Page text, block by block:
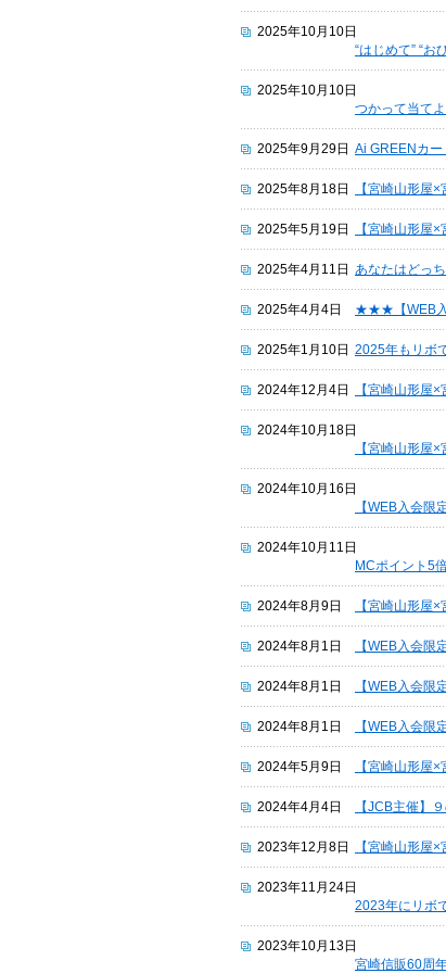
2025年10月10日
“はじめて” “お
2025年10月10日
つかって当て
2025年9月29日 Ai GREENカ
2025年8月18日 【宮崎山形屋
2025年5月19日 【宮崎山形屋
2025年4月11日 あなたはどっ
2025年4月4日 ★★★【WEB入
2025年1月10日 2025年もリボ
2024年12月4日 【宮崎山形屋
2024年10月18日
【宮崎山形屋
2024年10月16日
【WEB入会限
2024年10月11日
MCポイント5
2024年8月9日 【宮崎山形屋
2024年8月1日 【WEB入会限
2024年8月1日 【WEB入会限
2024年8月1日 【WEB入会限
2024年5月9日 【宮崎山形屋
2024年4月4日 【JCB主催】
2023年12月8日 【宮崎山形屋
2023年11月24日
2023年にリボ
2023年10月13日
宮崎信販60周